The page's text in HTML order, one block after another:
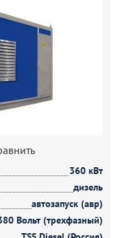
360 кВт
дизель
автозапуск (авр)
Вольт (трехфазный)